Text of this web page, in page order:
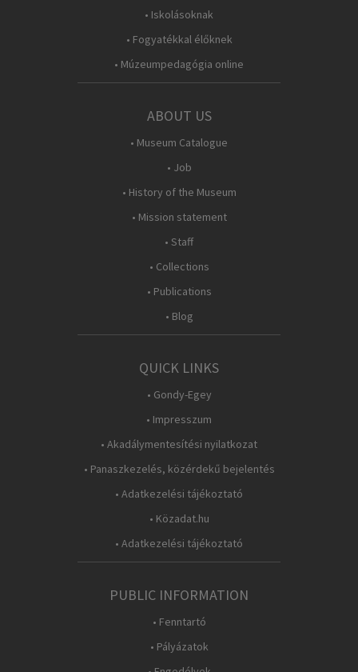
• Iskolásoknak
• Fogyatékkal élőknek
• Múzeumpedagógia online
ABOUT US
• Museum Catalogue
• Job
• History of the Museum
• Mission statement
• Staff
• Collections
• Publications
• Blog
QUICK LINKS
• Gondy-Egey
• Impresszum
• Akadálymentesítési nyilatkozat
• Panaszkezelés, közérdekű bejelentés
• Adatkezelési tájékoztató
• Közadat.hu
• Adatkezelési tájékoztató
PUBLIC INFORMATION
• Fenntartó
• Pályázatok